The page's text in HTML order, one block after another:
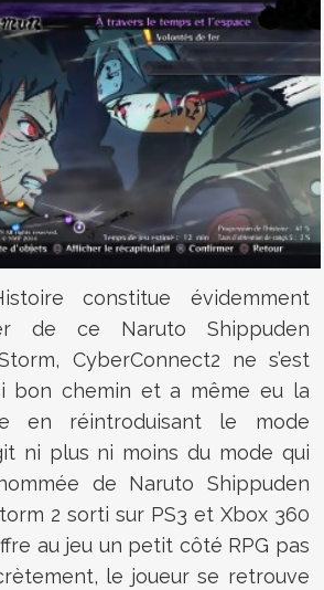
constitue évidemment
de ce Naruto Shippuden
CyberConnect2 ne s’est
bon chemin et a même eu la
en réintroduisant le mode
ni plus ni moins du mode qui
de Naruto Shippuden
2 sorti sur PS3 et Xbox 360
au jeu un petit côté RPG pas
le joueur se retrouve